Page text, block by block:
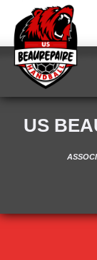
US
Panneau de